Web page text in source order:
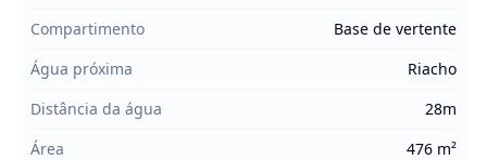
Compartimento
Base de vertente
Água próxima
Riacho
Distância da água
28m
Área
476 m²